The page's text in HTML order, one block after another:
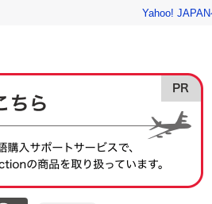
Yahoo! JAPAN